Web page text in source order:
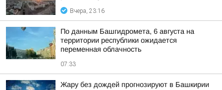
Вчера, 23:16
По данным Башгидромета, 6 августа на
территории республики ожидается
переменная облачность
07:33
Жару без дождей прогнозируют в Башкирии